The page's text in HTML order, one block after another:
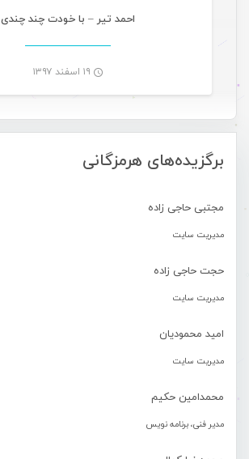
برگزیده‌های هرمزگانی
مجتبی حاجی زاده
مدیریت سایت
حجت حاجی زاده
مدیریت سایت
امید محمودیان
مدیریت سایت
محمدامین حکیم
مدیر فنی، برنامه نویس
احمد تیر – با خودت چند چندی
۱۹ اسفند ۱۳۹۷